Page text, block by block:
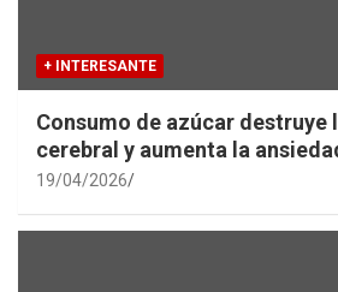
+ INTERESANTE
Consumo de azúcar destruye
cerebral y aumenta la
19/04/2026